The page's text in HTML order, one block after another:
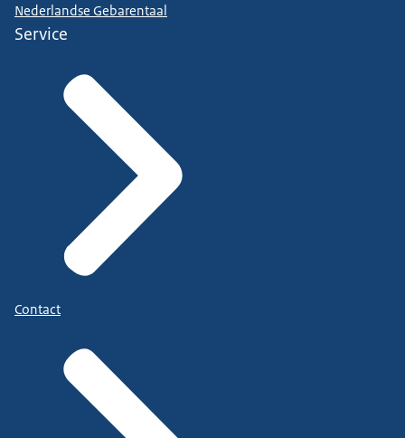
Nederlandse Gebarentaal
Service
Contact